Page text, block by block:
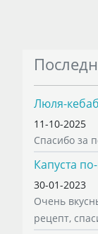
Люля-
11-10-2025
Спасибо за
Капуста
30-01-2023
Очень
рецепт,